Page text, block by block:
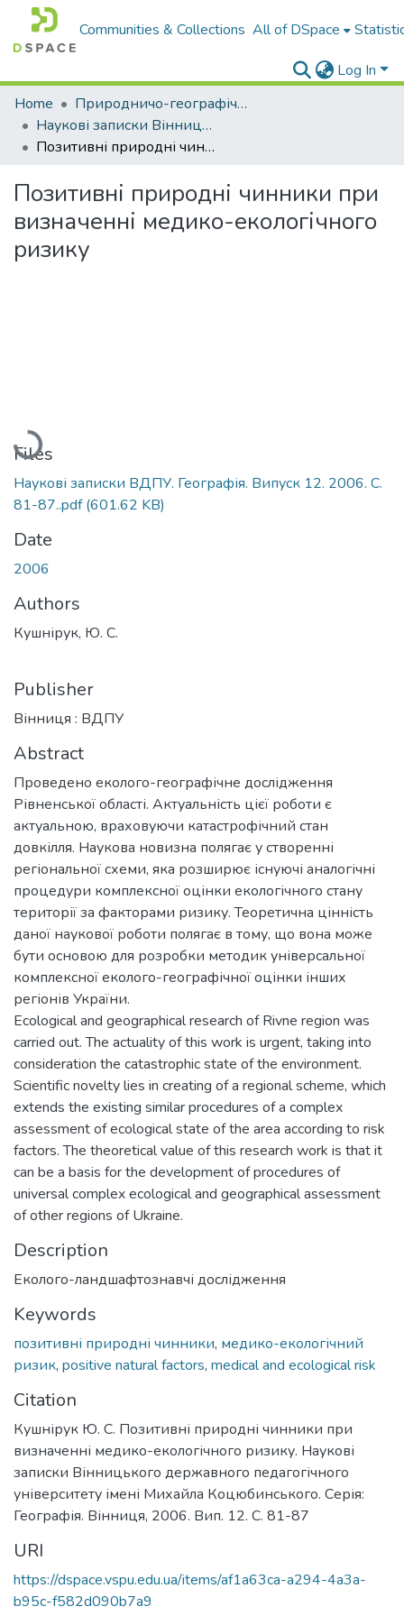
Communities & Collections All of DSpace
Log In
Home
Природничо-географічний факультет
Наукові записки Вінницького державного педагогічного університету імені Михайла Коцюбинського. Серія: Географія
Позитивні природні чинники при визначенні медико-екологічного ризику
Позитивні природні чинники при
визначенні медико-екологічного
ризику
Loading...
Files
Наукові записки ВДПУ. Географія. Випуск 12. 2006. С.
81-87..pdf(601.62 KB)
Date
2006
Authors
Кушнірук, Ю. С.
Publisher
Вінниця : ВДПУ
Abstract
Проведено еколого-географічне дослідження
Рівненської області. Актуальність цієї роботи є
актуальною, враховуючи катастрофічний стан
довкілля. Наукова новизна полягає у створенні
регіональної схеми, яка розширює існуючі аналогічні
процедури комплексної оцінки екологічного стану
території за факторами ризику. Теоретична цінність
даної наукової роботи полягає в тому, що вона може
бути основою для розробки методик універсальної
комплексної еколого-географічної оцінки інших
регіонів України.
Ecological and geographical research of Rivne region was
carried out. The actuality of this work is urgent, taking into
consideration the catastrophic state of the environment.
Scientific novelty lies in creating of a regional scheme, which
extends the existing similar procedures of a complex
assessment of ecological state of the area according to risk
factors. The theoretical value of this research work is that it
can be a basis for the development of procedures of
universal complex ecological and geographical assessment
of other regions of Ukraine.
Description
Еколого-ландшафтознавчі дослідження
Keywords
позитивні природні чинники, медико-екологічний
ризик, positive natural factors, medical and ecological risk
Citation
Кушнірук Ю. С. Позитивні природні чинники при
визначенні медико-екологічного ризику. Наукові
записки Вінницького державного педагогічного
університету імені Михайла Коцюбинського. Серія:
Географія. Вінниця, 2006. Вип. 12. С. 81-87
URI
https://dspace.vspu.edu.ua/items/af1a63ca-a294-4a3a-
b95c-f582d090b7a9